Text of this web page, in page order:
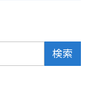
検索